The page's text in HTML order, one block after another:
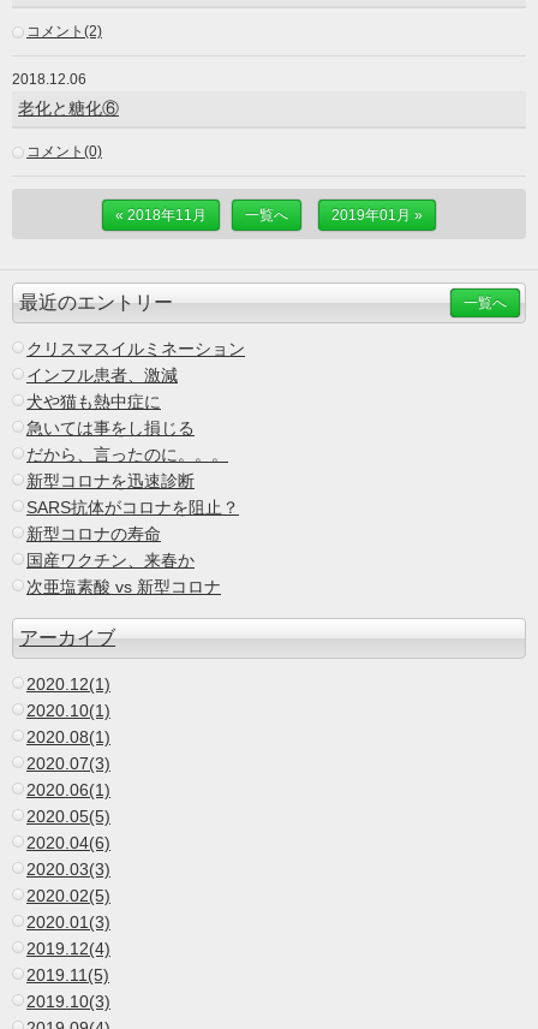
コメント(2)
2018.12.06
老化と糖化⑥
コメント(0)
« 2018年11月 一覧へ 2019年01月 »
最近のエントリー 一覧へ
クリスマスイルミネーション
インフル患者、激減
犬や猫も熱中症に
急いては事をし損じる
だから、言ったのに。。。
新型コロナを迅速診断
SARS抗体がコロナを阻止？
新型コロナの寿命
国産ワクチン、来春か
次亜塩素酸 vs 新型コロナ
アーカイブ
2020.12(1)
2020.10(1)
2020.08(1)
2020.07(3)
2020.06(1)
2020.05(5)
2020.04(6)
2020.03(3)
2020.02(5)
2020.01(3)
2019.12(4)
2019.11(5)
2019.10(3)